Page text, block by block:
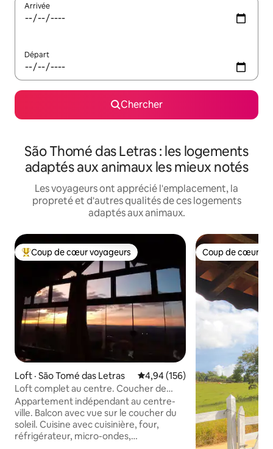
Arrivée
Départ
Chercher
São Thomé das Letras : les logements
adaptés aux animaux les mieux notés
Les voyageurs ont apprécié l'emplacement, la
propreté et d'autres qualités de ces logements
adaptés aux animaux.
Coup de cœur voyageurs parmi les plus aimés
Coup de cœur voyageurs
Loft · São Tomé das Letras Note moyenne de 4,94 sur 5,
4,94 (156)
Loft complet au centre. Coucher de
soleil incroyable!
Appartement indépendant au centre-
ville. Balcon avec vue sur le coucher du
soleil. Cuisine avec cuisinière, four,
réfrigérateur, micro-ondes,
Coup de cœur
Coup de cœur